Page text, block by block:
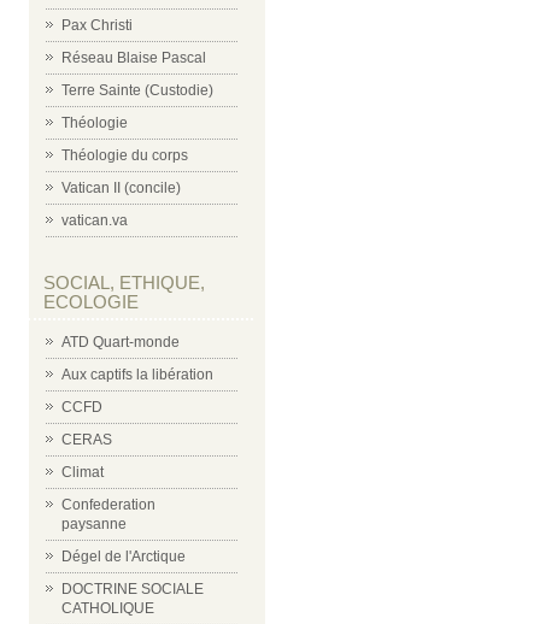
Pax Christi
Réseau Blaise Pascal
Terre Sainte (Custodie)
Théologie
Théologie du corps
Vatican II (concile)
vatican.va
SOCIAL, ETHIQUE,
ECOLOGIE
ATD Quart-monde
Aux captifs la libération
CCFD
CERAS
Climat
Confederation
paysanne
Dégel de l'Arctique
DOCTRINE SOCIALE
CATHOLIQUE